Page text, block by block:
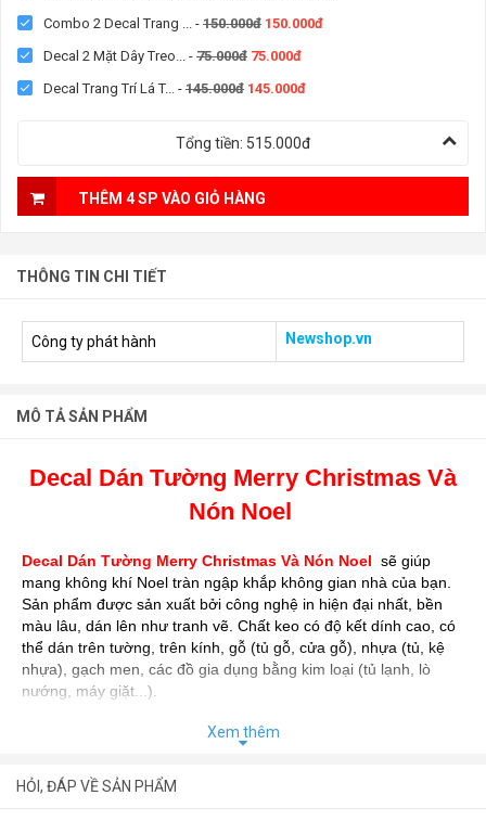
Combo 2 Decal Trang ...
- 150.000đ 150.000đ
Decal 2 Mặt Dây Treo...
- 75.000đ 75.000đ
Decal Trang Trí Lá T...
- 145.000đ 145.000đ
Tổng tiền: 515.000đ
THÊM 4 SP VÀO GIỎ HÀNG
THÔNG TIN CHI TIẾT
Công ty phát hành Newshop.vn
MÔ TẢ SẢN PHẨM
Decal Dán Tường Merry Christmas Và
Nón Noel
Decal Dán Tường Merry Christmas Và Nón Noel sẽ giúp
mang không khí Noel tràn ngập khắp không gian nhà của bạn.
Sản phẩm được sản xuất bởi công nghệ in hiện đại nhất, bền
màu lâu, dán lên như tranh vẽ. Chất keo có độ kết dính cao, có
thể dán trên tường, trên kính, gỗ (tủ gỗ, cửa gỗ), nhựa (tủ, kệ
nhựa), gạch men, các đồ gia dụng bằng kim loại (tủ lạnh, lò
nướng, máy giặt...).
Bên cạnh đó, một số ưu điểm khác của
trang trí.
Xem thêm
HỎI, ĐÁP VỀ SẢN PHẨM